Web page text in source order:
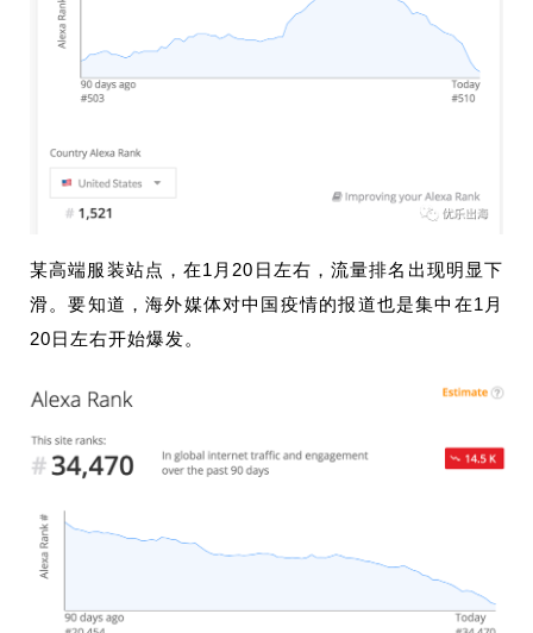
某高端服装站点，在1月20日左右，流量排名出现明显下
滑。要知道，海外媒体对中国疫情的报道也是集中在1月
20日左右开始爆发。